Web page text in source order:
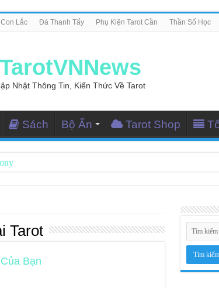
Con Lắc Đá Thanh Tẩy Phụ Kiện Tarot Cần Thần Số Học
TarotVNNews
Nhật Thông Tin, Kiến Thức Về Tarot
Sách Bộ Ẩn Tarot Shop
Thế Giới Tâm Linh
Không Thấy Thỏa Mãn?
Into Your Heart
Tarot
Bạn